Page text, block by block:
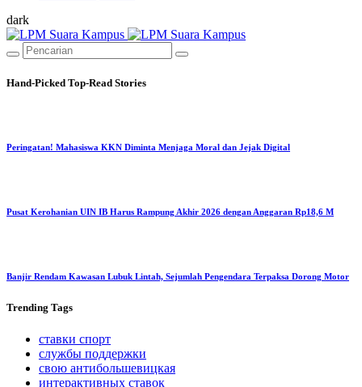
dark
Hand-Picked Top-Read Stories
Peringatan! Mahasiswa KKN Diminta Menjaga Moral dan Jejak Digital
Pusat Kerohanian UIN IB Harus Rampung Akhir 2026 dengan Anggaran Rp18,6 M
Banjir Rendam Kawasan Lubuk Lintah, Sejumlah Pengendara Terpaksa Dorong Motor
Trending Tags
ставки спорт
службы поддержки
свою антибольшевицкая
интерактивных ставок